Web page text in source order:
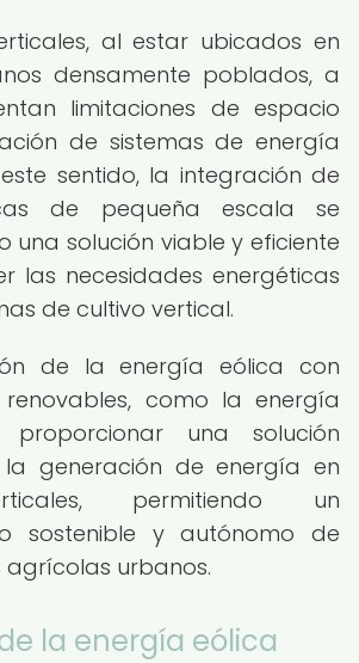
al estar ubicados en
densamente poblados, a
limitaciones de espacio
de sistemas de energía
sentido, la integración de
de pequeña escala se
una solución viable y eficiente
las necesidades energéticas
de cultivo vertical.
de la energía eólica con
como la energía
proporcionar una solución
generación de energía en
permitiendo un
sostenible y autónomo de
agrícolas urbanos.
la energía eólica